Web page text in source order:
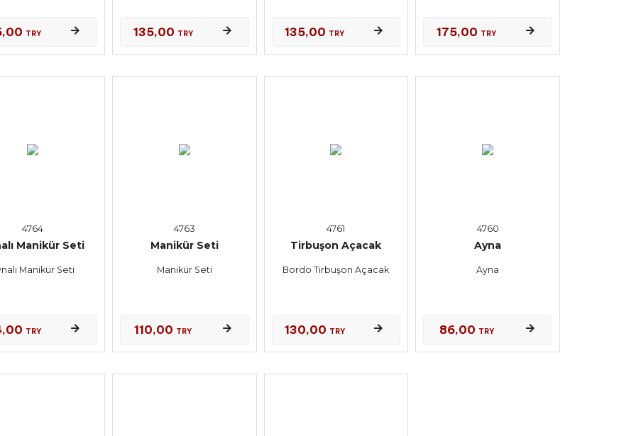
TRY 135,00 TRY 135,00 TRY 175,00 TRY
4764
Manikür Seti
Manikür Seti
TRY
4763
Manikür Seti
Manikür Seti
110,00 TRY
4761
Tirbuşon Açacak
Bordo Tirbuşon Açacak
130,00 TRY
4760
Ayna
Ayna
86,00 TRY